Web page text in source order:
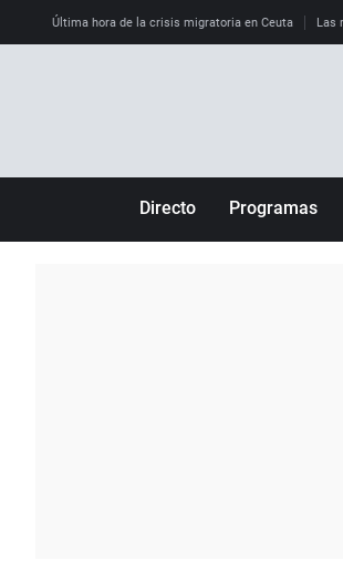
Última hora de la crisis migratoria en Ceuta Las
Directo Programas